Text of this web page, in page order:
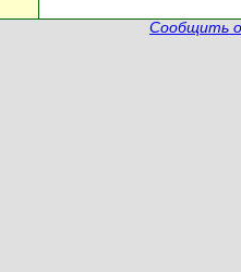
Сообщить о